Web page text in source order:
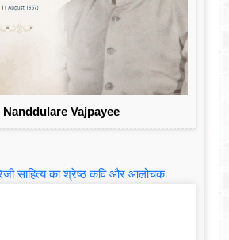
- Nanddulare Vajpayee